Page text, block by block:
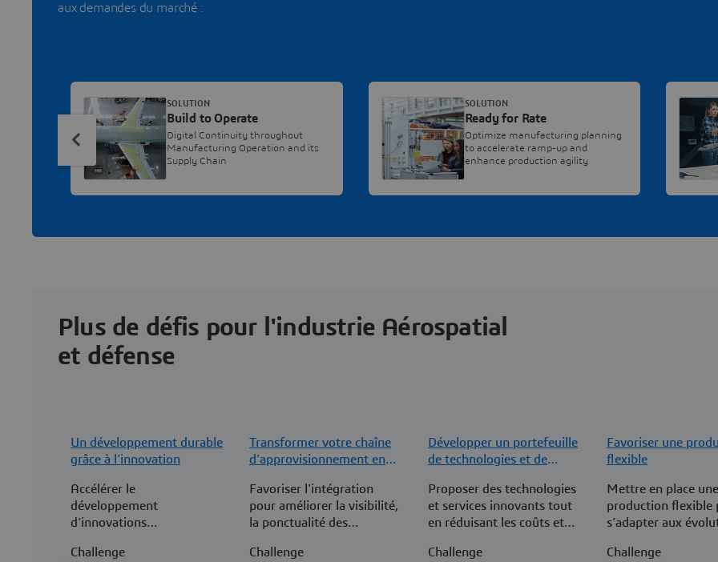
aux demandes du marché :
Build to Operate
Digital Continuity throughout
Manufacturing Operation and its
Supply Chain
SOLUTION
Ready for Rate
Optimize manufacturing planning
to accelerate ramp-up and
enhance production agility
SOLUTION
Plus de défis pour l'industrie Aérospatial
et défense
Un développement durable
grâce à l’innovation
Accélérer le
développement
d’innovations
durables
Challenge
Transformer votre chaîne
d'approvisionnement en
Favoriser l'intégration
pour améliorer la visibilité,
la ponctualité des
le premier essai
Challenge
Développer un portefeuille
de technologies et de
Proposer des technologies
et services innovants tout
en réduisant les coûts et
Challenge
Favoriser une
flexible
Mettre en place une
production flexible
s’adapter aux
Challenge